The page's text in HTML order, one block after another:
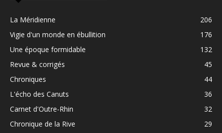
La Méridienne
206
Vigie d'un monde en ébullition
176
Une époque formidable
132
Revue & corrigés
45
Chroniques
44
L'écho des Canuts
36
Carnet d'Outre-Rhin
32
Chronique de la Rive
29